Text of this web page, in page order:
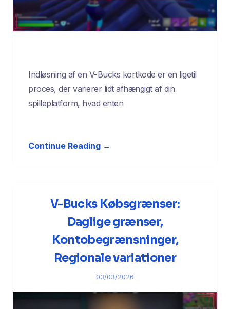
Indløsning af en V-Bucks kortkode er en ligetil
proces, der varierer lidt afhængigt af din
spilleplatform, hvad enten
Continue Reading →
V-Bucks Købsgrænser:
Daglige grænser,
Kontobegrænsninger,
Regionale variationer
03/03/2026